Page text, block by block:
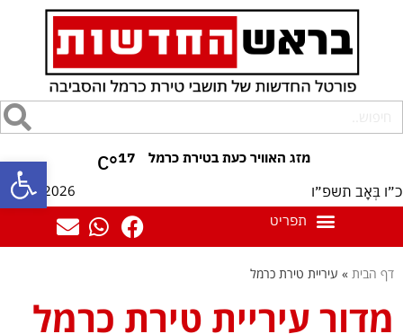
פתח 17
°C
כ״ו בְּאָב תשפ״ו 09/08/2026
דף הבית » עיריית טירת כרמל
מדור עיריית טירת כרמל